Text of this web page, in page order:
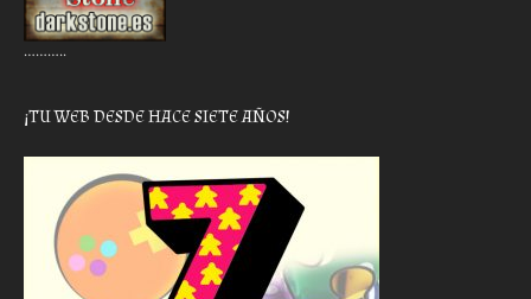
………..
¡TU WEB DESDE HACE SIETE AÑOS!